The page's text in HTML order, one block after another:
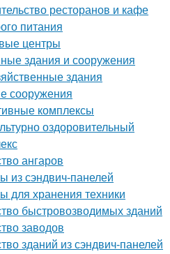
ресторанов и кафе
питания
центры
здания и сооружения
здания
сооружения
комплексы
оздоровительный
ангаров
из сэндвич-панелей
для хранения техники
быстровозводимых зданий
заводов
зданий из сэндвич-панелей